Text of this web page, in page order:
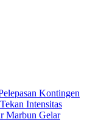
Kontingen
Tekan Intensitas
Marbun Gelar